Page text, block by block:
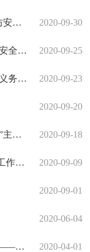
【环规】举办“心系国防 有你有我”国防安全知识专题讲座 2020-09-30
【环规】举办“坚定理想信念 聚焦国防安全”手抄报活动 2020-09-25
【环规】举办“增强国防观念 履行国防义务”主题团日活动 2020-09-23
2020-09-20
【环规】举办“激扬爱国志 逐梦新时代”主题活动 2020-09-18
环境与规划学院召开“全国研究生教育工作会议精神”专题学习 2020-09-09
2020-09-01
2020-06-04
青年心系跨国友谊，e网情深抗击疫情——聊城大学校友陆宇采访记 2020-04-01